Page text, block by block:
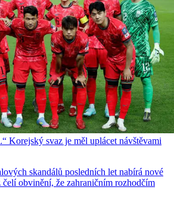
Korejský svaz je měl uplácet návštěvami
skandálů posledních let nabírá nové
obvinění, že zahraničním rozhodčím